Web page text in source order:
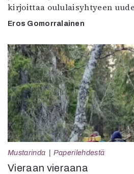
kirjoittaa oululaisyhtyeen
Eros Gomorralainen
Mustarinda Paperilehdestä
Vieraan vieraana